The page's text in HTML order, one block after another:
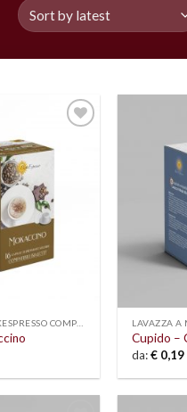
BIALETTI MOKESPRESSO COMPATIBLE
Cupido –
da:€ 0,19